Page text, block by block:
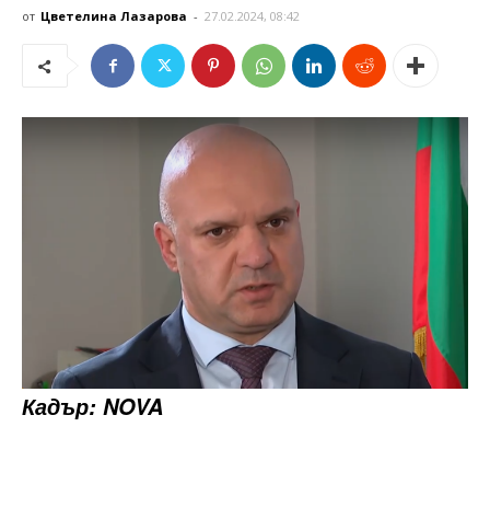
от Цветелина Лазарова - 27.02.2024, 08:42
Кадър: NOVA